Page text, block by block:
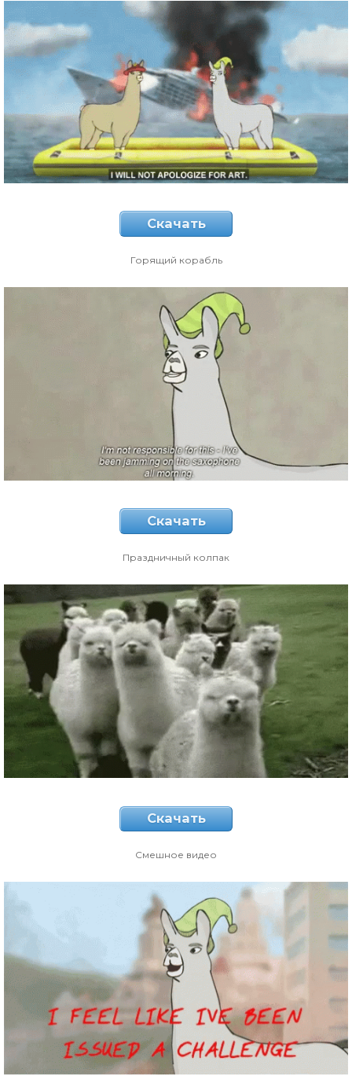
Скачать
Горящий корабль
Скачать
Праздничный колпак
Скачать
Смешное видео